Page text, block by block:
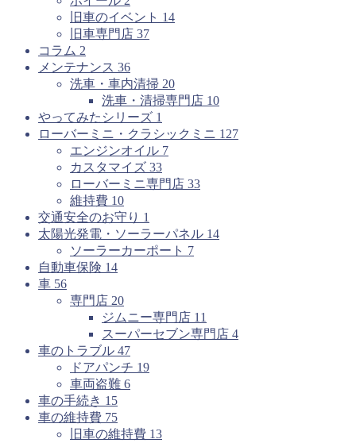
旧車のイベント 14
旧車専門店 37
コラム 2
メンテナンス 36
洗車・車内清掃 20
洗車・清掃専門店 10
やってみたシリーズ 1
ローバーミニ・クラシックミニ 127
エンジンオイル 7
カスタマイズ 33
ローバーミニ専門店 33
維持費 10
交通安全のお守り 1
太陽光発電・ソーラーパネル 14
ソーラーカーポート 7
自動車保険 14
車 56
専門店 20
ジムニー専門店 11
スーパーセブン専門店 4
車のトラブル 47
ドアパンチ 19
車両盗難 6
車の手続き 15
車の維持費 75
旧車の維持費 13